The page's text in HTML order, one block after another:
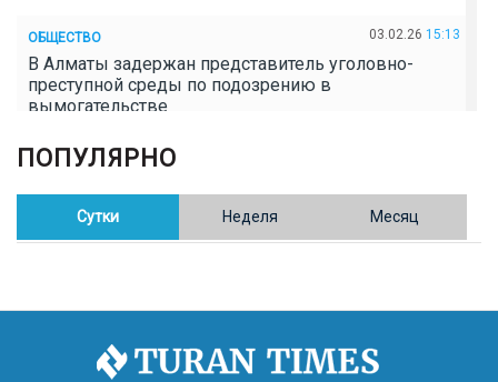
ОБЩЕСТВО 03.02.26 15:13
В Алматы задержан представитель уголовно-
преступной среды по подозрению в
вымогательстве
ОБЩЕСТВО
Полицейские пресекли незаконное выращивание
конопли в Таразе
Казахстан возглавил Договор о зоне, свободной от
ПОПУЛЯРНО
Сутки Неделя Месяц